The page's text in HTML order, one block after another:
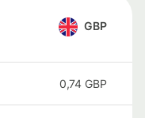
GBP
0,74 GBP